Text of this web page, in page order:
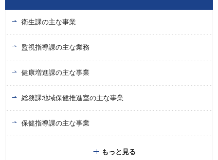
衛生課の主な事業
監視指導課の主な業務
健康増進課の主な事業
総務課地域保健推進室の主な事業
保健指導課の主な事業
もっと見る